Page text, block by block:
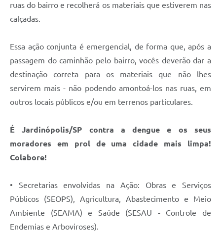
ruas do bairro e recolherá os materiais que estiverem nas
calçadas.
Essa ação conjunta é emergencial, de forma que, após a
passagem do caminhão pelo bairro, vocês deverão dar a
destinação correta para os materiais que não lhes
servirem mais - não podendo amontoá-los nas ruas, em
outros locais públicos e/ou em terrenos particulares.
É Jardinópolis/SP contra a dengue e os seus
moradores em prol de uma cidade mais limpa!
Colabore!
• Secretarias envolvidas na Ação: Obras e Serviços
Públicos (SEOPS), Agricultura, Abastecimento e Meio
Ambiente (SEAMA) e Saúde (SESAU - Controle de
Endemias e Arboviroses).